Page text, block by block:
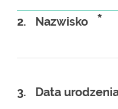
2. Nazwisko *
3. Data